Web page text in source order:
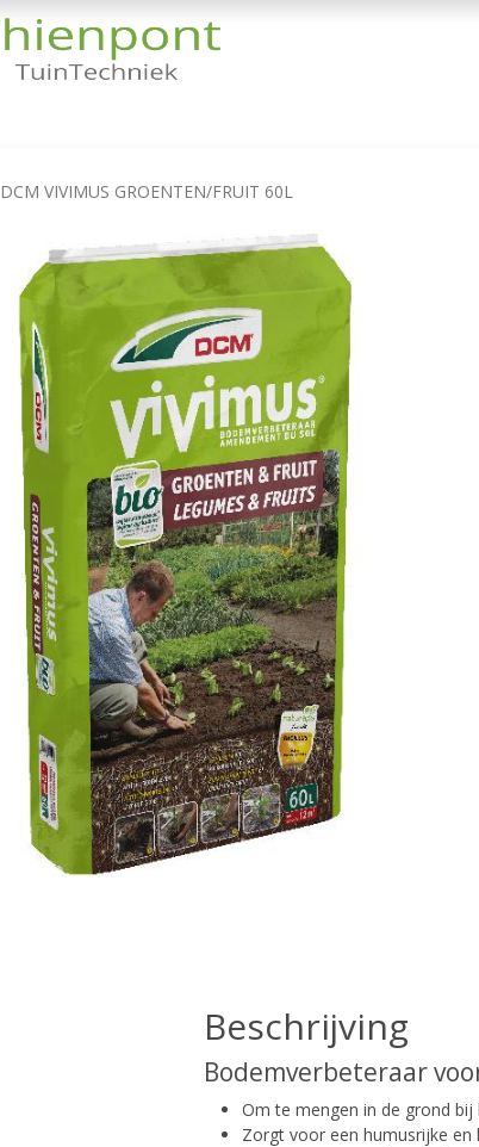
DCM VIVIMUS GROENTEN/FRUIT 60L
Beschrijving
Bodemverbeteraar
Om te mengen in de grond
Zorgt voor een humusrijke en